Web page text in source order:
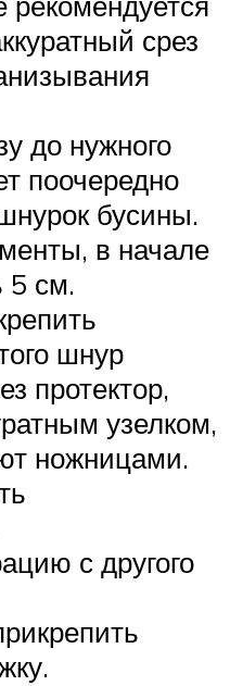
срез
до нужного
поочередно
бусины.
в начале
5 см.
шнур
протектор,
узелком,
ножницами.
с другого